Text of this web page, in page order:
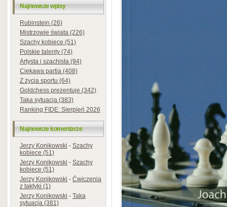
Najnowsze wpisy
Rubinstein (26)
Mistrzowie świata (226)
Szachy kobiece (51)
Polskie talenty (74)
Artysta i szachista (94)
Ciekawa partia (408)
Z życia sportu (64)
Goldchess prezentuje (342)
Taka sytuacja (383)
Ranking FIDE: Sierpień 2026
Najnowsze komentarze
Jerzy Konikowski-Szachy
kobiece (51)
Jerzy Konikowski-Szachy
kobiece (51)
Jerzy Konikowski-Ćwiczenia
z taktyki (1)
Jerzy Konikowski-Taka
sytuacja (381)